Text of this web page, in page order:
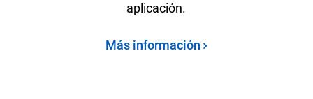
aplicación.
Más información